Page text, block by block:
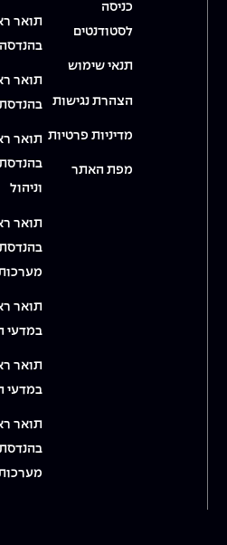
כניסה
לסטודנטים
תנאי שימוש
הצהרת נגישות
מדיניות פרטיות
מפת האתר
תואר
תואר
תואר
וניהול
תואר
תואר
במדעי
תואר
במדעי
תואר